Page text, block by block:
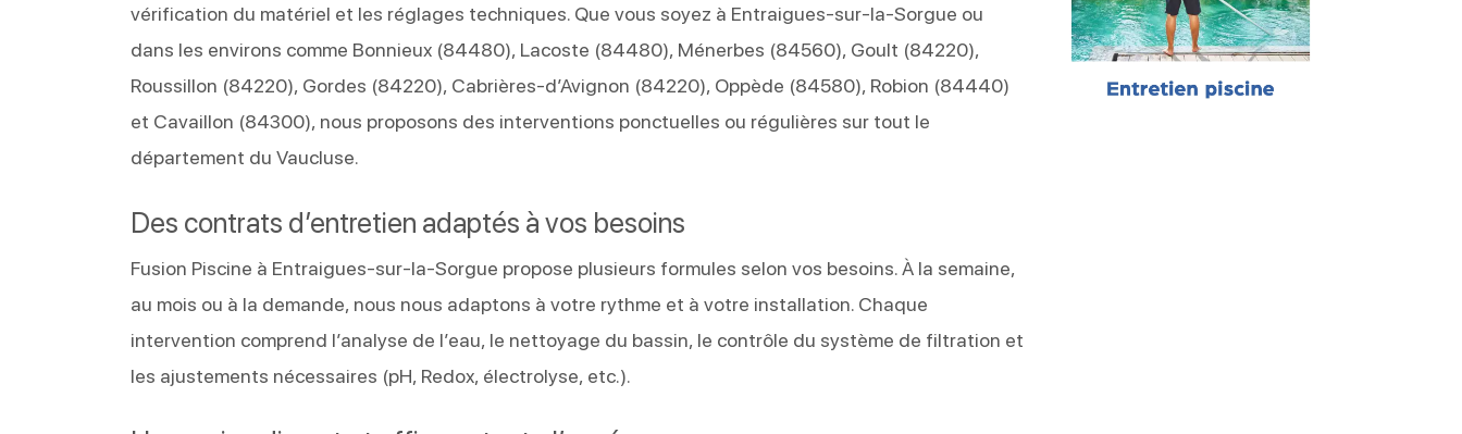
vérification du matériel et les réglages techniques. Que vous soyez à Entraigues-sur-la-Sorgue ou
dans les environs comme Bonnieux (84480), Lacoste (84480), Ménerbes (84560), Goult (84220),
Roussillon (84220), Gordes (84220), Cabrières-d’Avignon (84220), Oppède (84580), Robion (84440)
et Cavaillon (84300), nous proposons des interventions ponctuelles ou régulières sur tout le
département du Vaucluse.
Des contrats d’entretien adaptés à vos besoins
Fusion Piscine à Entraigues-sur-la-Sorgue propose plusieurs formules selon vos besoins. À la semaine,
au mois ou à la demande, nous nous adaptons à votre rythme et à votre installation. Chaque
intervention comprend l’analyse de l’eau, le nettoyage du bassin, le contrôle du système de filtration et
les ajustements nécessaires (pH, Redox, électrolyse, etc.).